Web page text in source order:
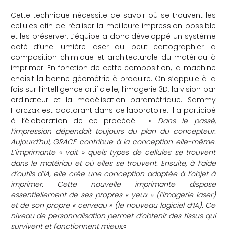
Cette technique nécessite de savoir où se trouvent les
cellules afin de réaliser la meilleure impression possible
et les préserver. L’équipe a donc développé un système
doté d’une lumière laser qui peut cartographier la
composition chimique et architecturale du matériau à
imprimer. En fonction de cette composition, la machine
choisit la bonne géométrie à produire. On s’appuie à la
fois sur l’intelligence artificielle, l’imagerie 3D, la vision par
ordinateur et la modélisation paramétrique. Sammy
Florczak est doctorant dans ce laboratoire. Il a participé
à l’élaboration de ce procédé : « Dans le passé,
l’impression dépendait toujours du plan du concepteur.
Aujourd’hui, GRACE contribue à la conception elle-même.
L’imprimante « voit » quels types de cellules se trouvent
dans le matériau et où elles se trouvent. Ensuite, à l’aide
d’outils d’IA, elle crée une conception adaptée à l’objet à
imprimer. Cette nouvelle imprimante dispose
essentiellement de ses propres « yeux » (l’imagerie laser)
et de son propre « cerveau » (le nouveau logiciel d’IA). Ce
niveau de personnalisation permet d’obtenir des tissus qui
survivent et fonctionnent mieux.«